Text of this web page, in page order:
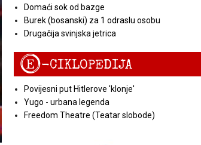
Domaći sok od bazge
Burek (bosanski) za 1 odraslu osobu
Drugačija svinjska jetrica
E-CIKLOPEDIJA
Povijesni put Hitlerove 'klonje'
Yugo - urbana legenda
Freedom Theatre (Teatar slobode)